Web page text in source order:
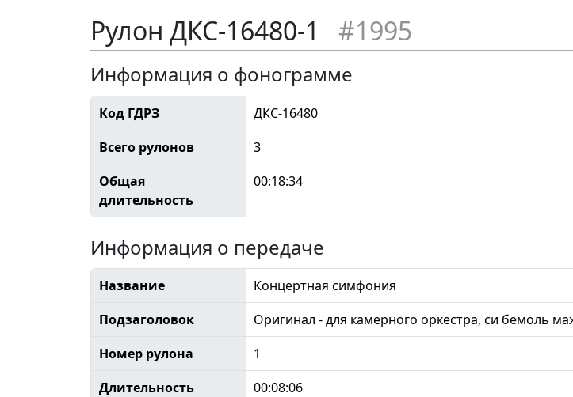
Рулон ДКС-16480-1 #1995
Информация о фонограмме
Код ГДРЗ
ДКС-16480
Всего рулонов
3
Общая
длительность
00:18:34
Информация о передаче
Название
Концертная симфония
Подзаголовок
Оригинал - для камерного оркестра, си бемоль
Номер рулона
1
Длительность
00:08:06